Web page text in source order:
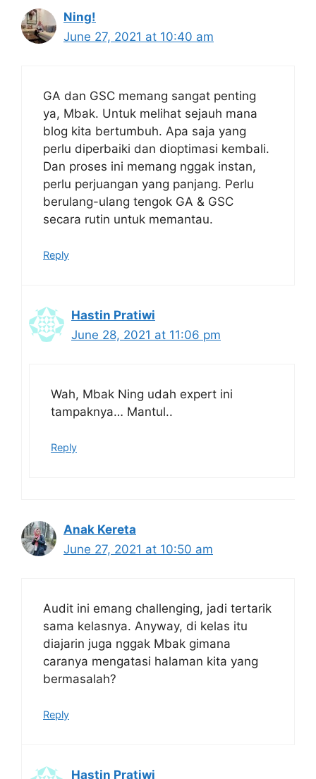
Ning!
June 27, 2021 at 10:40 am
GA dan GSC memang sangat penting
ya, Mbak. Untuk melihat sejauh mana
blog kita bertumbuh. Apa saja yang
perlu diperbaiki dan dioptimasi kembali.
Dan proses ini memang nggak instan,
perlu perjuangan yang panjang. Perlu
berulang-ulang tengok GA & GSC
secara rutin untuk memantau.
Reply
Hastin Pratiwi
June 28, 2021 at 11:06 pm
Wah, Mbak Ning udah expert ini
tampaknya… Mantul..
Reply
Anak Kereta
June 27, 2021 at 10:50 am
Audit ini emang challenging, jadi tertarik
sama kelasnya. Anyway, di kelas itu
diajarin juga nggak Mbak gimana
caranya mengatasi halaman kita yang
bermasalah?
Reply
Hastin Pratiwi